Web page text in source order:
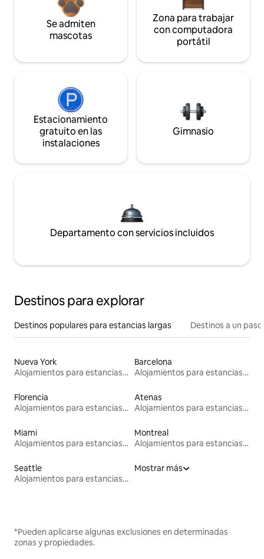
Se admiten
mascotas
Zona para trabajar
con computadora
portátil
Estacionamiento
gratuito en las
instalaciones
Gimnasio
Departamento con servicios incluidos
Destinos para explorar
Destinos populares para estancias largas Destinos a un
Nueva York
Alojamientos para estancias largas
Barcelona
Alojamientos para estancias largas
Florencia
Alojamientos para estancias largas
Atenas
Alojamientos para estancias largas
Miami
Alojamientos para estancias largas
Montreal
Alojamientos para estancias largas
Seattle
Alojamientos para estancias largas
Mostrar más
*Pueden aplicarse algunas exclusiones en determinadas
zonas y propiedades.